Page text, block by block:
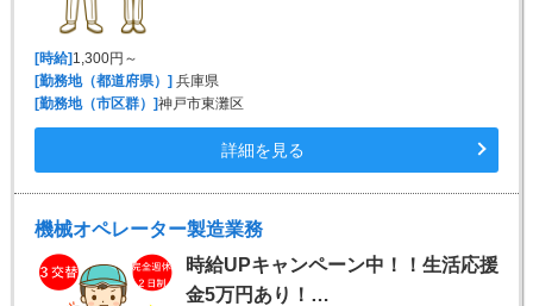
[時給]1,300円～
[勤務地（都道府県）]兵庫県
[勤務地（市区群）]神戸市東灘区
詳細を見る
機械オペレーター製造業務
時給UPキャンペーン中！！生活応援
金5万円あり！…